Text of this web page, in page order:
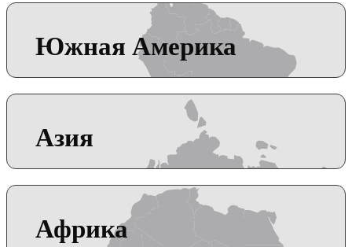
Южная Америка
Азия
Африка